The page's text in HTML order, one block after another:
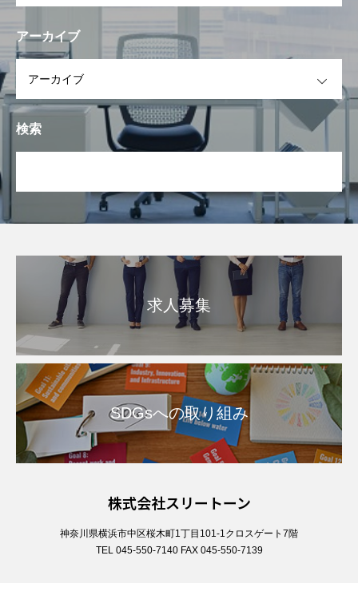
アーカイブ
検索
求人募集
SDGsへの取り組み
株式会社スリートーン
神奈川県横浜市中区桜木町1丁目101-1クロスゲート7階
TEL 045-550-7140 FAX 045-550-7139